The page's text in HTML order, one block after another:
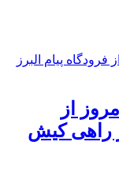
از
راهی کیش